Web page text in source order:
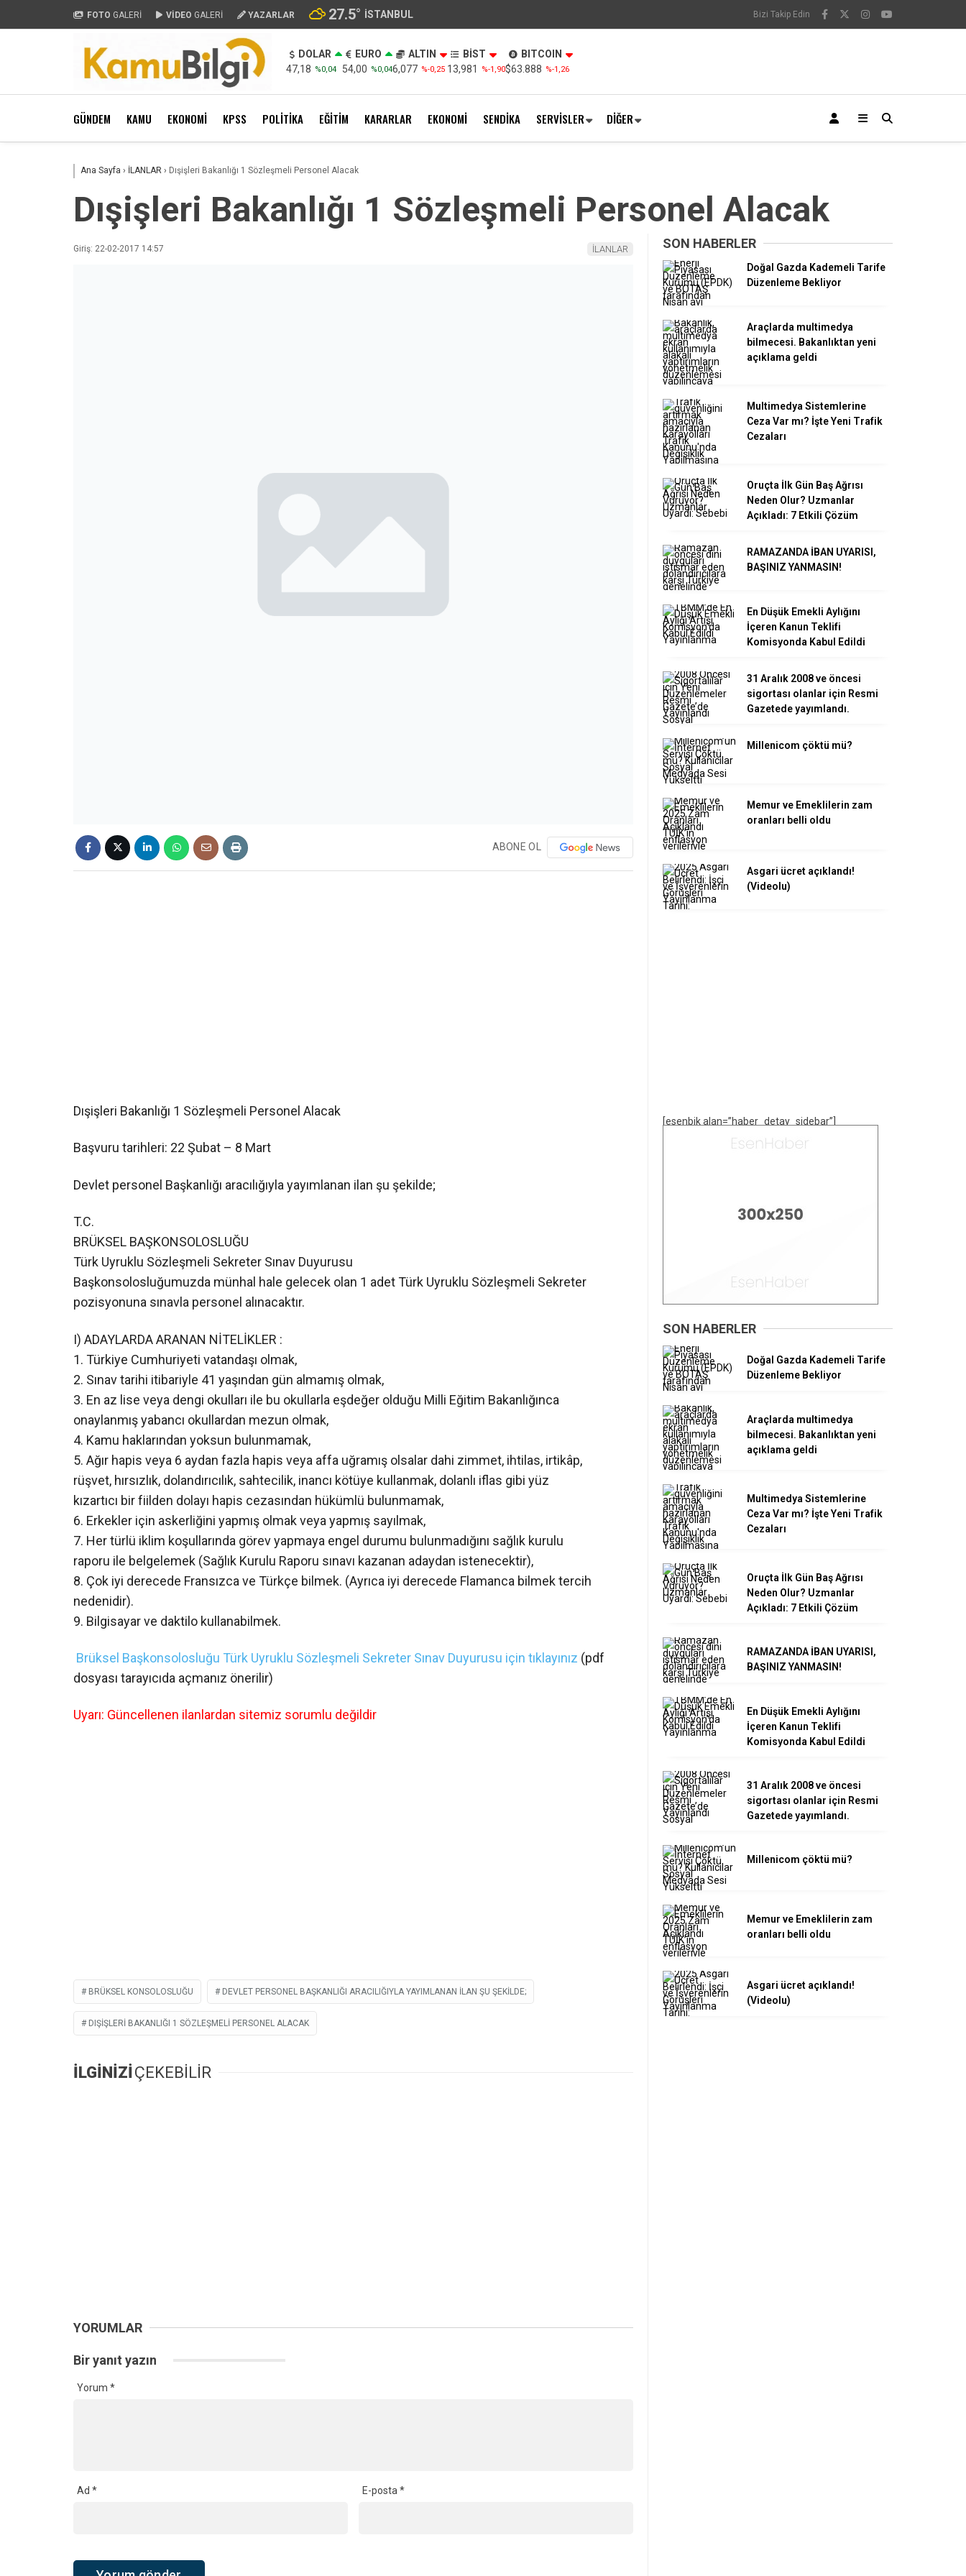
FOTO GALERİ VİDEO GALERİ YAZARLAR 27.5° İSTANBUL Bizi Takip Edin
DOLAR
47,18 %0,04
EURO
54,00 %0,04
ALTIN
6,077 %-0,25
BİST
13,981
%-1,90
BITCOIN
$63.888 %-1,26
GÜNDEM KAMU EKONOMİ KPSS POLİTİKA EĞİTİM KARARLAR EKONOMİ SENDİKA SERVİSLER DİĞER
Ana Sayfa › İLANLAR › Dışişleri Bakanlığı 1 Sözleşmeli Personel Alacak
Dışişleri Bakanlığı 1 Sözleşmeli Personel Alacak
Giriş: 22-02-2017 14:57 İLANLAR
ABONE OL
Dışişleri Bakanlığı 1 Sözleşmeli Personel Alacak
Başvuru tarihleri: 22 Şubat – 8 Mart
Devlet personel Başkanlığı aracılığıyla yayımlanan ilan şu şekilde;
T.C.
BRÜKSEL BAŞKONSOLOSLUĞU
Türk Uyruklu Sözleşmeli Sekreter Sınav Duyurusu
Başkonsolosluğumuzda münhal hale gelecek olan 1 adet Türk Uyruklu Sözleşmeli Sekreter
pozisyonuna sınavla personel alınacaktır.
I) ADAYLARDA ARANAN NİTELİKLER :
1. Türkiye Cumhuriyeti vatandaşı olmak,
2. Sınav tarihi itibariyle 41 yaşından gün almamış olmak,
3. En az lise veya dengi okulları ile bu okullarla eşdeğer olduğu Milli Eğitim Bakanlığınca
onaylanmış yabancı okullardan mezun olmak,
4. Kamu haklarından yoksun bulunmamak,
5. Ağır hapis veya 6 aydan fazla hapis veya affa uğramış olsalar dahi zimmet, ihtilas, irtikâp,
rüşvet, hırsızlık, dolandırıcılık, sahtecilik, inancı kötüye kullanmak, dolanlı iflas gibi yüz
kızartıcı bir fiilden dolayı hapis cezasından hükümlü bulunmamak,
6. Erkekler için askerliğini yapmış olmak veya yapmış sayılmak,
7. Her türlü iklim koşullarında görev yapmaya engel durumu bulunmadığını sağlık kurulu
raporu ile belgelemek (Sağlık Kurulu Raporu sınavı kazanan adaydan istenecektir),
8. Çok iyi derecede Fransızca ve Türkçe bilmek. (Ayrıca iyi derecede Flamanca bilmek tercih
nedenidir).
9. Bilgisayar ve daktilo kullanabilmek.
Brüksel Başkonsolosluğu Türk Uyruklu Sözleşmeli Sekreter Sınav Duyurusu için tıklayınız (pdf
dosyası tarayıcıda açmanız önerilir)
Uyarı: Güncellenen ilanlardan sitemiz sorumlu değildir
BRÜKSEL KONSOLOSLUĞU DEVLET PERSONEL BAŞKANLIĞI ARACILIĞIYLA YAYIMLANAN ILAN ŞU ŞEKILDE;
DIŞIŞLERI BAKANLIĞI 1 SÖZLEŞMELI PERSONEL ALACAK
İLGİNİZİÇEKEBİLİR
YORUMLAR
Bir yanıt yazın
Yorum *
Ad * E-posta*
SON HABERLER
Doğal Gazda Kademeli Tarife
Düzenleme Bekliyor
Araçlarda multimedya
bilmecesi. Bakanlıktan yeni
açıklama geldi
Multimedya Sistemlerine
Ceza Var mı? İşte Yeni Trafik
Cezaları
Oruçta İlk Gün Baş Ağrısı
Neden Olur? Uzmanlar
Açıkladı: 7 Etkili Çözüm
RAMAZANDA İBAN UYARISI,
BAŞINIZ YANMASIN!
En Düşük Emekli Aylığını
İçeren Kanun Teklifi
Komisyonda Kabul Edildi
31 Aralık 2008 ve öncesi
sigortası olanlar için Resmi
Gazetede yayımlandı.
Millenicom çöktü mü?
Memur ve Emeklilerin zam
oranları belli oldu
Asgari ücret açıklandı!
(Videolu)
[esenbik alan=”haber_detay_sidebar”]
SON HABERLER
Doğal Gazda Kademeli Tarife
Düzenleme Bekliyor
Araçlarda multimedya
bilmecesi. Bakanlıktan yeni
açıklama geldi
Multimedya Sistemlerine
Ceza Var mı? İşte Yeni Trafik
Cezaları
Oruçta İlk Gün Baş Ağrısı
Neden Olur? Uzmanlar
Açıkladı: 7 Etkili Çözüm
RAMAZANDA İBAN UYARISI,
BAŞINIZ YANMASIN!
En Düşük Emekli Aylığını
İçeren Kanun Teklifi
Komisyonda Kabul Edildi
31 Aralık 2008 ve öncesi
sigortası olanlar için Resmi
Gazetede yayımlandı.
Millenicom çöktü mü?
Memur ve Emeklilerin zam
oranları belli oldu
Asgari ücret açıklandı!
(Videolu)